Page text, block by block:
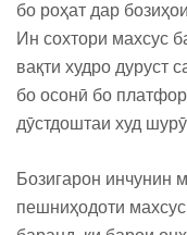
бо роҳат дар
Ин сохтори махсус
вақти худро дуруст
бо осонӣ бо
дӯстдоштаи худ
Бозигарон инчунин
пешниҳодоти